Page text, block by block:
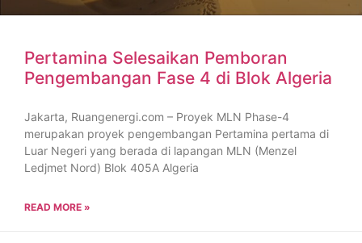
Pertamina Selesaikan Pemboran
Pengembangan Fase 4 di Blok Algeria
Jakarta, Ruangenergi.com – Proyek MLN Phase-4
merupakan proyek pengembangan Pertamina pertama di
Luar Negeri yang berada di lapangan MLN (Menzel
Ledjmet Nord) Blok 405A Algeria
READ MORE »